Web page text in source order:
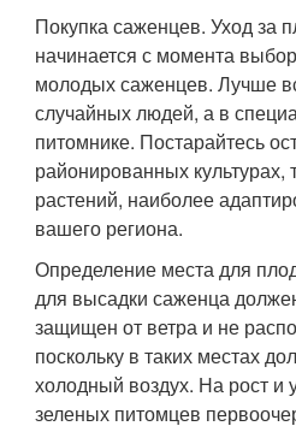
Покупка саженцев. Уход за
начинается с момента
молодых саженцев. Лучше
случайных людей, а в
питомнике. Постарайтесь
районированных культурах,
растений, наиболее
вашего региона.
Определение места для
для высадки саженца
защищен от ветра и не
поскольку в таких местах
холодный воздух. На рост и
зеленых питомцев